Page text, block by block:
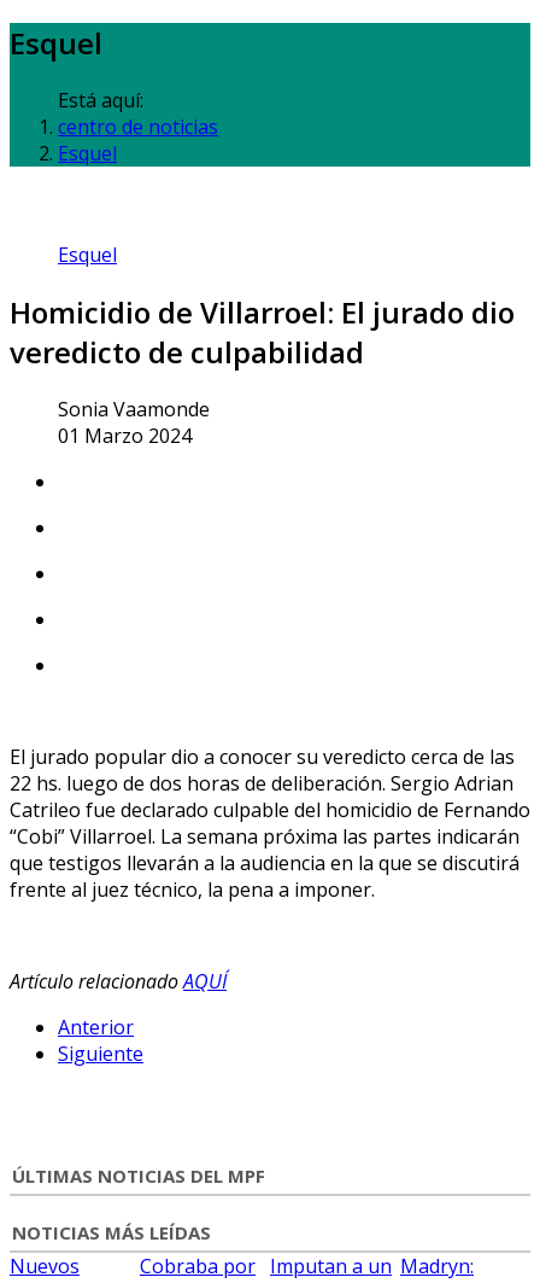
Esquel
Está aquí:
centro de noticias
Esquel
Esquel
Homicidio de Villarroel: El jurado dio
veredicto de culpabilidad
Sonia Vaamonde
01 Marzo 2024
El jurado popular dio a conocer su veredicto cerca de las
22 hs. luego de dos horas de deliberación. Sergio Adrian
Catrileo fue declarado culpable del homicidio de Fernando
“Cobi” Villarroel. La semana próxima las partes indicarán
que testigos llevarán a la audiencia en la que se discutirá
frente al juez técnico, la pena a imponer.
Artículo relacionadoAQUÍ
Anterior
Siguiente
ÚLTIMAS NOTICIAS DEL MPF
NOTICIAS MÁS LEÍDAS
Nuevos
Cobraba por Imputan a un Madryn: